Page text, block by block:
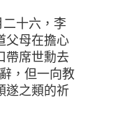
十六，李
父母在擔心
帶席世勳去
，但一向教
遂之類的祈